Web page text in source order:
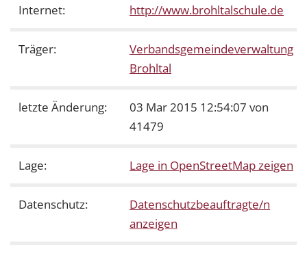
Internet: http://www.brohltalschule.de
Träger:
Verbandsgemeindeverwaltung
Brohltal
letzte Änderung:
03 Mar 2015 12:54:07 von
41479
Lage: Lage in OpenStreetMap zeigen
Datenschutz:
Datenschutzbeauftragte/n
anzeigen